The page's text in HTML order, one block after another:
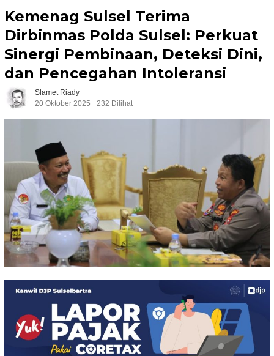
Kemenag Sulsel Terima
Dirbinmas Polda Sulsel: Perkuat
Sinergi Pembinaan, Deteksi Dini,
dan Pencegahan Intoleransi
Slamet Riady
20 Oktober 2025
232 Dilihat